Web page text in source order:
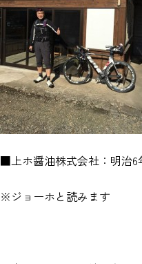
■上ホ醤油株式会社：明治
※ジョーホと読みます